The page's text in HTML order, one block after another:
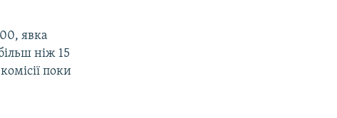
явка
ніж 15
поки